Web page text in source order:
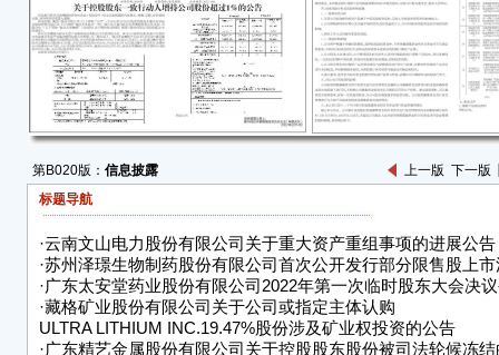
第B020版： 信息披露 上一版 下一版
标题导航
·云南文山电力股份有限公司关于重大资产重组事项的进展公告
·苏州泽璟生物制药股份有限公司首次公开发行部分限售股上
·广东太安堂药业股份有限公司2022年第一次临时股东大会决
·藏格矿业股份有限公司关于公司或指定主体认购
ULTRA LITHIUM INC.19.47%股份涉及矿业权投资的公告
·广东精艺金属股份有限公司关于控股股东股份被司法轮候冻
已于
●减
股份
大宗
寒武
司总
2022
科胜
知函